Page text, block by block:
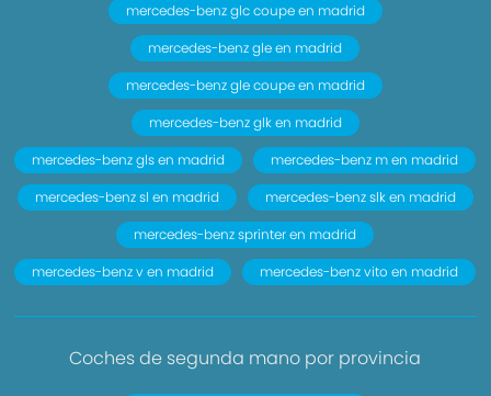
mercedes-benz glc coupe en madrid
mercedes-benz gle en madrid
mercedes-benz gle coupe en madrid
mercedes-benz glk en madrid
mercedes-benz gls en madrid
mercedes-benz m en madrid
mercedes-benz sl en madrid
mercedes-benz slk en madrid
mercedes-benz sprinter en madrid
mercedes-benz v en madrid
mercedes-benz vito en madrid
Coches de segunda mano por provincia